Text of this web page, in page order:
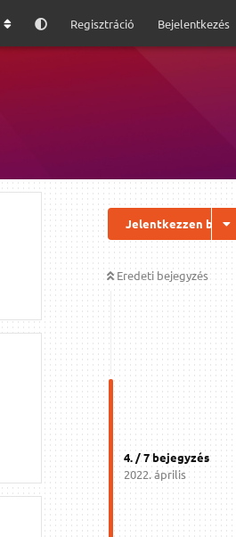
Regisztráció Bejelentkezés
Jelentkezzen be a
Eredeti bejegyzés
4. /7bejegyzés
2022. április